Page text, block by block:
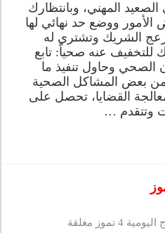
المهني، وبانتظارك
الأمور ووضع حد نهائي لها
الشريك وتشتري له
للتخفيف عنه صحياً: تابع
الصحي وحاول تنفيذ ما
بعض المشاكل الصحية
القضايا، تحصل على
وتتقدم …
4 تموز مغلقة